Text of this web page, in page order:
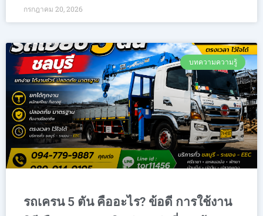
กรกฎาคม 20, 2026
บทความความรู้
รถเครน 5 ตัน คืออะไร? ข้อดี การใช้งาน